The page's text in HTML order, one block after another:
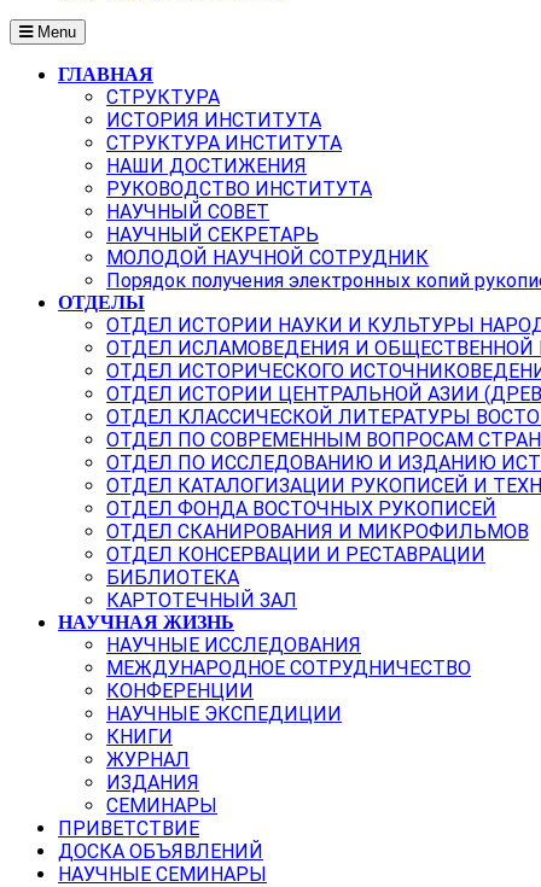
Menu
ГЛАВНАЯ
СТРУКТУРА
ИСТОРИЯ ИНСТИТУТА
СТРУКТУРА ИНСТИТУТА
НАШИ ДОСТИЖЕНИЯ
РУКОВОДСТВО ИНСТИТУТА
НАУЧНЫЙ СОВЕТ
НАУЧНЫЙ СЕКРЕТАРЬ
МОЛОДОЙ НАУЧНОЙ СОТРУДНИК
Порядок получения электронных копий
ОТДЕЛЫ
ОТДЕЛ ИСТОРИИ НАУКИ И КУЛЬТУРЫ
ОТДЕЛ ИСЛАМОВЕДЕНИЯ И
ОТДЕЛ ИСТОРИЧЕСКОГО
ОТДЕЛ ИСТОРИИ ЦЕНТРАЛЬНОЙ АЗИИ
ОТДЕЛ КЛАССИЧЕСКОЙ ЛИТЕРАТУРЫ
ОТДЕЛ ПО СОВРЕМЕННЫМ ВОПРОСАМ
ОТДЕЛ ПО ИССЛЕДОВАНИЮ И ИЗДАНИЮ
ОТДЕЛ КАТАЛОГИЗАЦИИ РУКОПИСЕЙ И
ОТДЕЛ ФОНДА ВОСТОЧНЫХ РУКОПИСЕЙ
ОТДЕЛ СКАНИРОВАНИЯ И МИКРОФИЛЬМОВ
ОТДЕЛ КОНСЕРВАЦИИ И РЕСТАВРАЦИИ
БИБЛИОТЕКА
КАРТОТЕЧНЫЙ ЗАЛ
НАУЧНАЯ ЖИЗНЬ
НАУЧНЫЕ ИССЛЕДОВАНИЯ
МЕЖДУНАРОДНОЕ СОТРУДНИЧЕСТВО
КОНФЕРЕНЦИИ
НАУЧНЫЕ ЭКСПЕДИЦИИ
КНИГИ
ЖУРНАЛ
ИЗДАНИЯ
СЕМИНАРЫ
ПРИВЕТСТВИЕ
ДОСКА ОБЪЯВЛЕНИЙ
НАУЧНЫЕ СЕМИНАРЫ